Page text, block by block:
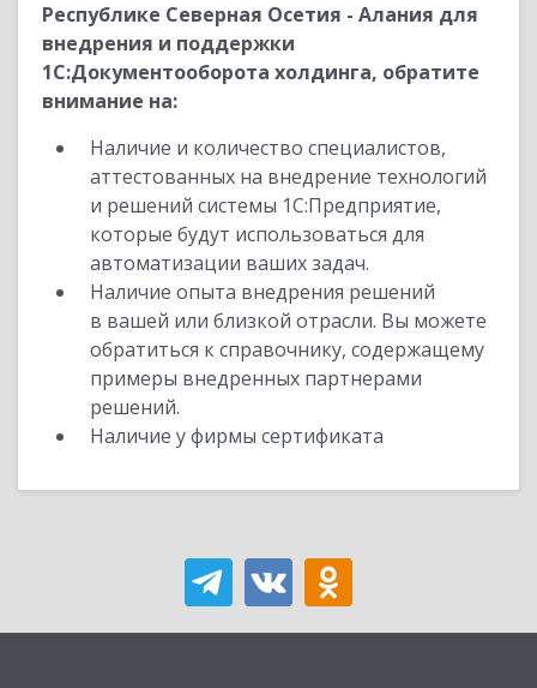
Республике Северная Осетия - Алания для
внедрения и поддержки
1С:Документооборота холдинга, обратите
внимание на:
Наличие и количество специалистов,
аттестованных на внедрение технологий
и решений системы 1С:Предприятие,
которые будут использоваться для
автоматизации ваших задач.
Наличие опыта внедрения решений
в вашей или близкой отрасли. Вы можете
обратиться к справочнику, содержащему
примеры внедренных партнерами
решений.
Наличие у фирмы сертификата